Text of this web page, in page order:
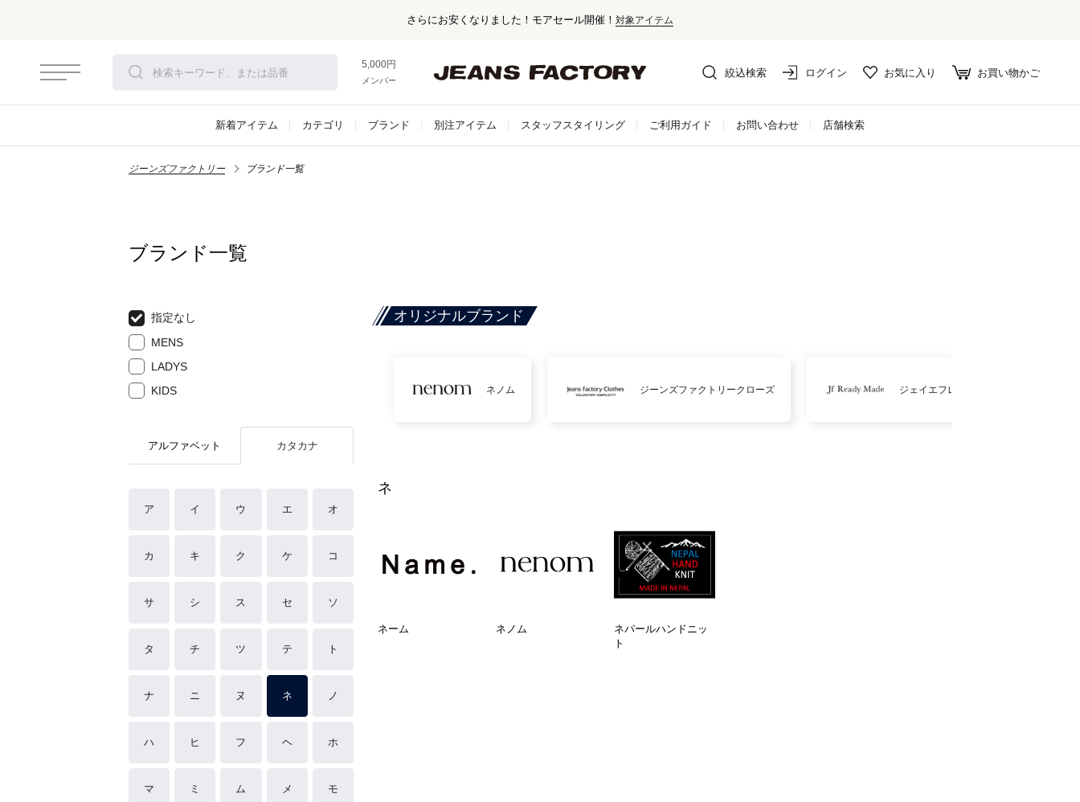
さらにお安くなりました！モアセール開催！ 対象アイテム
5,000円以上お買い上げで送料無料！
メンバー登録でお得な情報をゲット。さらに詳しく
絞込検索 ログイン お気に入り お買い物かご
新着アイテム カテゴリ ブランド 別注アイテム スタッフスタイリング ご利用ガイド お問い合わせ 店舗検索
ジーンズファクトリー ブランド一覧
ブランド一覧
指定なし
MENS
LADYS
KIDS
アルファベット カタカナ
ア イ ウ エ オ
カ キ ク ケ コ
サ シ ス セ ソ
タ チ ツ テ ト
ナ ニ ヌ ネ ノ
ハ ヒ フ ヘ ホ
マ ミ ム メ モ
オリジナルブランド
ネノム ジーンズファクトリークローズ ジェイエフレディメイド
ネ
ネーム ネノム
ネパールハンドニッ
ト